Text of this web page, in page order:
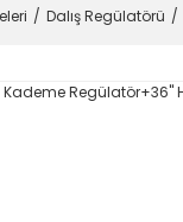
Dalış Regülatörü